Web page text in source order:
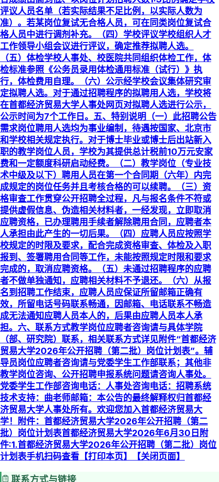
评议人员名单（若实际结果不足比例，以实际人数为
准）。若某岗位复试无合格人员，可在同类岗位复试合
格人员中进行调剂补充。（四）学校评议学校组织人才
工作领导小组会议进行评议，确定推荐拟聘人选。
（五）体检学校人事处、校医院共同组织体检工作，体
检标准参照《公务员录用体检通用标准（试行）》执
行，体检费用自理。（六）公示经学校会议集体研究审
定拟聘人选。对于通过招聘程序的拟聘用人选，学校将
在首都经济贸易大学人事处网页对拟聘人选进行公示，
公示时间为7个工作日。五、特别说明（一）此招聘公告
需求岗位聘用人选均为事业编制，待遇按国家、北京市
和学校相关规定执行。对于博士毕业或博士后出站新入
职的教学岗位人员，学校为其提供总计税前10万元安家
费和一定额度科研启动经费。（二）教学岗位（专业技
术中级及以下）聘用人员在第一个合同期（六年）内完
成规定的岗位任务并且考核合格的可以续聘。（三）资
格审查工作贯穿公开招聘全过程，凡与报名条件不符或
提供虚假信息、伪造相关材料者，一经发现，立即取消
应聘资格，已办理聘用手续者解除聘用合同，应聘者本
人承担由此产生的一切后果。（四）应聘人员应按照学
校规定的时限及要求，配合完成资格审查、体检及入职
报到、签署聘用合同等工作，未能按照规定时限和要求
完成的，取消应聘资格。（五）未通过招聘程序的应聘
者不做单独通知，应聘相关材料不予退还。（六）从报
名到招聘工作结束，应聘人员应保证所留邮箱正确有
效，所留电话号码联系畅通，因邮箱、电话联系不畅造
成无法通知应聘人员本人的，后果由应聘人员本人承
担。六、联系方式教学岗位应聘者咨询请与具体学院
（部、研究院）联系，相关联系方式详见附件“首都经济
贸易大学2026年公开招聘（第二批）岗位计划表”。辅
导员岗位应聘者咨询请与党委学生工作部联系；其他非
教学岗位咨询、公开招聘申报系统问题请咨询人事处。
党委学生工作部咨询电话：人事处咨询电话：招聘系统
技术支持：曲老师邮箱：本公告的最终解释权归首都经
济贸易大学人事处所有。欢迎您加入首都经济贸易大
学！附件：首都经济贸易大学2026年公开招聘（第二
批）岗位计划表首都经济贸易大学2026年6月30日附
件:1.首都经济贸易大学2026年公开招聘（第二批）岗位
计划表手机扫码查看【打印本页】【关闭页面】
联系方式与链接